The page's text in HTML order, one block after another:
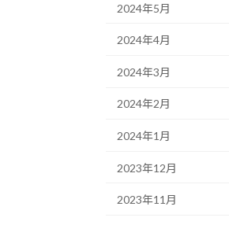
2024年5月
2024年4月
2024年3月
2024年2月
2024年1月
2023年12月
2023年11月